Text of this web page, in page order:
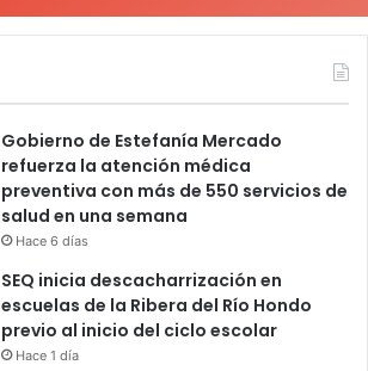
Gobierno de Estefanía Mercado
refuerza la atención médica
preventiva con más de 550 servicios de
salud en una semana
Hace 6 días
SEQ inicia descacharrización en
escuelas de la Ribera del Río Hondo
previo al inicio del ciclo escolar
Hace 1 día